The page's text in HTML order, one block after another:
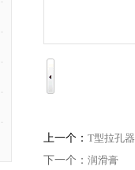
上一个： T型拉孔器
下一个： 润滑膏